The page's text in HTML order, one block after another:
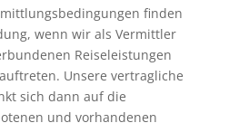
finden
wenn wir als Vermittler
Reiseleistungen
Unsere vertragliche
sich dann auf die
und vorhandenen